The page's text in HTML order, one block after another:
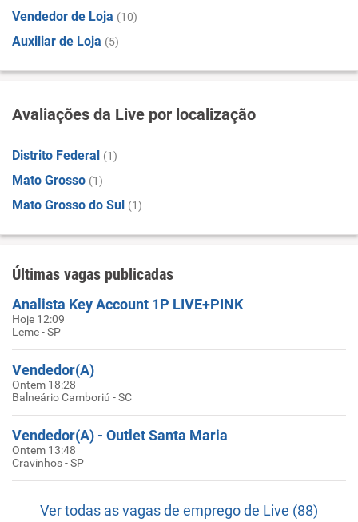
Vendedor de Loja (10)
Auxiliar de Loja (5)
Avaliações da Live por localização
Distrito Federal (1)
Mato Grosso (1)
Mato Grosso do Sul (1)
Últimas vagas publicadas
Analista Key Account 1P LIVE+PINK
Hoje 12:09
Leme - SP
Vendedor(A)
Ontem 18:28
Balneário Camboriú - SC
Vendedor(A) - Outlet Santa Maria
Ontem 13:48
Cravinhos - SP
Ver todas as vagas de emprego de Live (88)